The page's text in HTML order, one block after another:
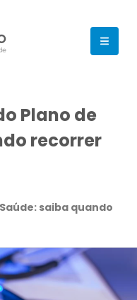
Plano de
recorrer
saiba quando